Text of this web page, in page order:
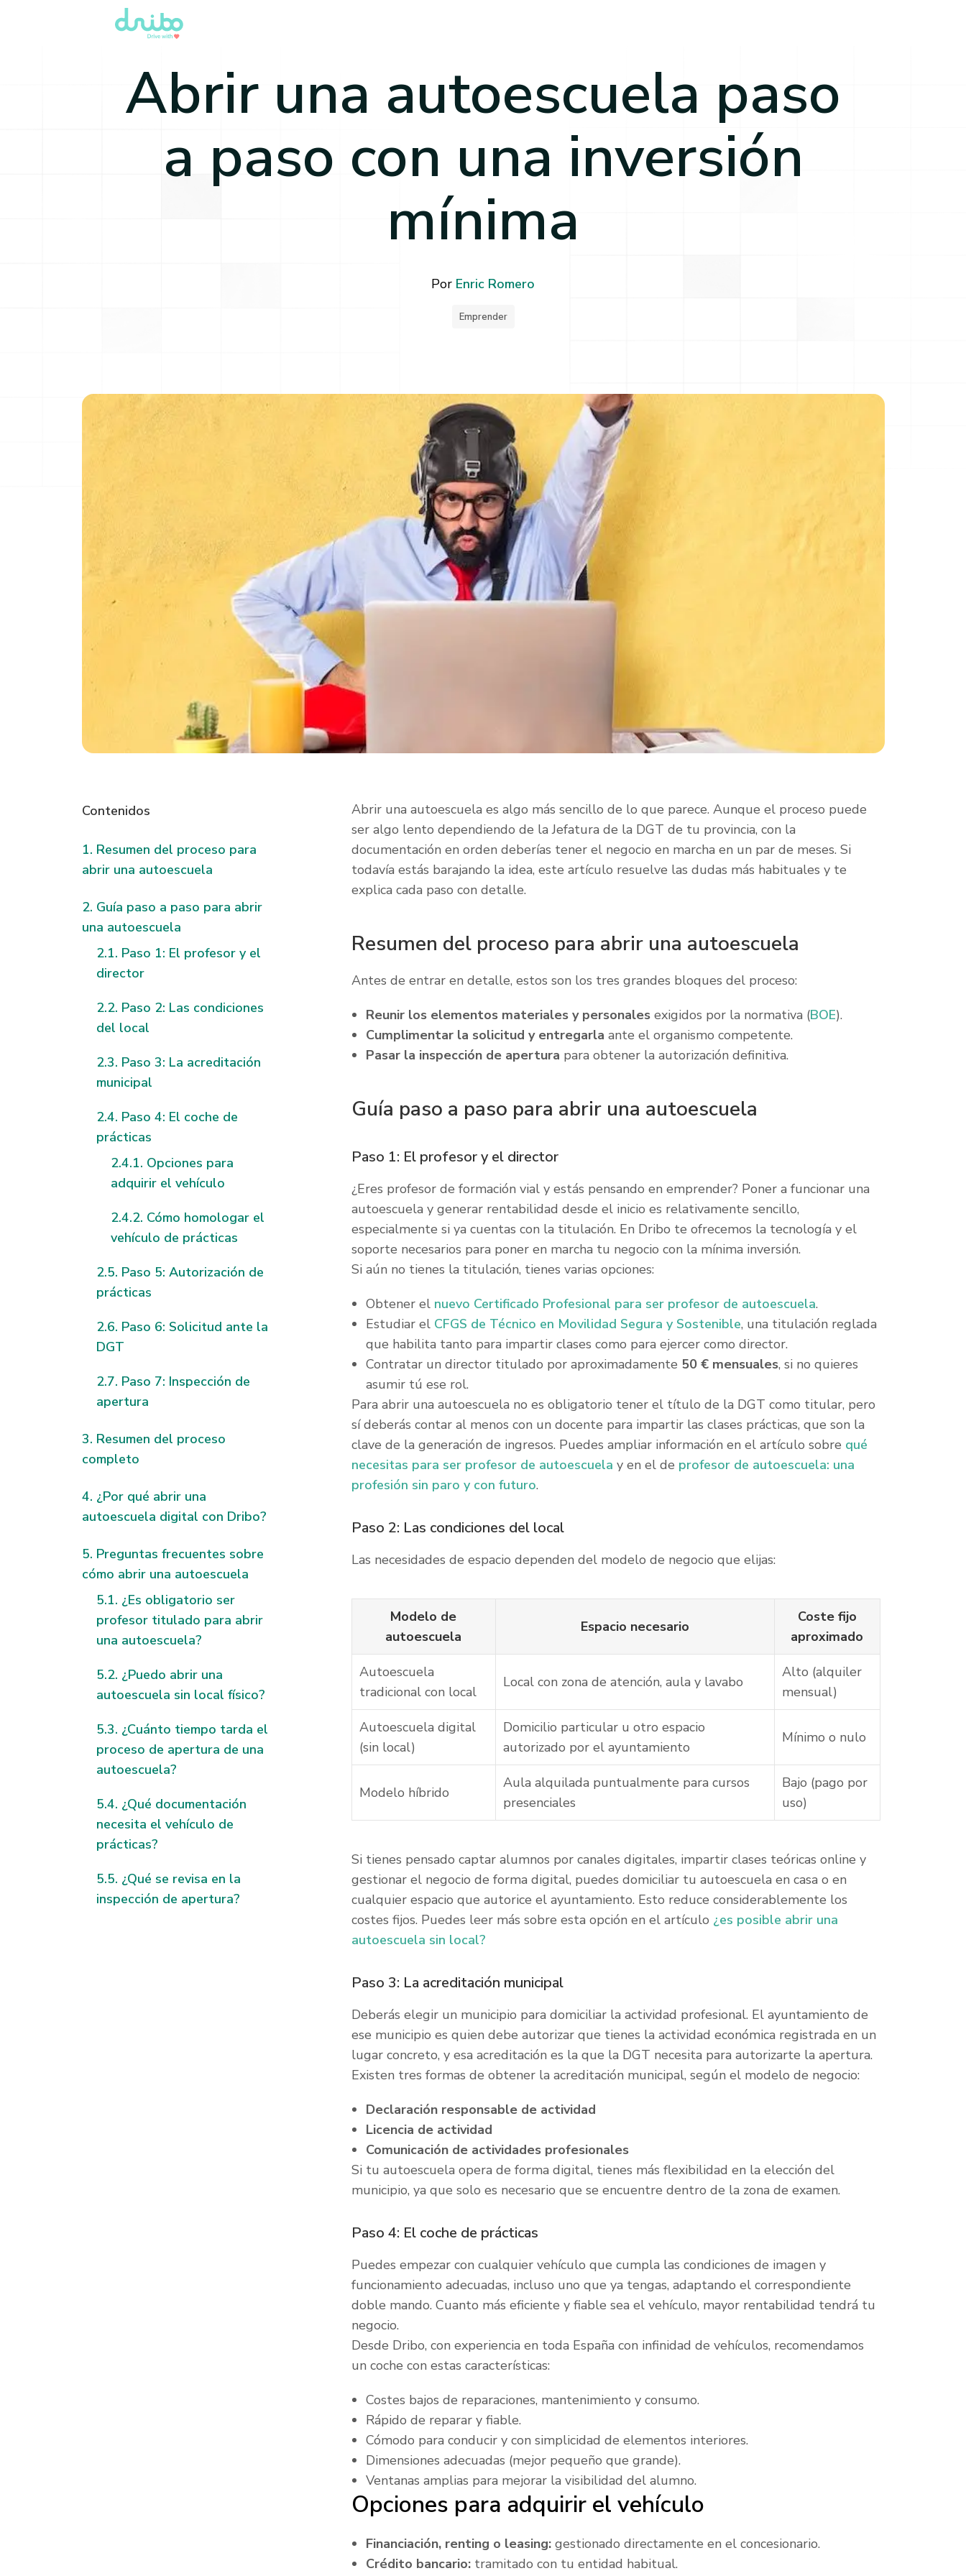
Abrir una autoescuela paso
a paso con una inversión
mínima
Por Enric Romero
Emprender
Contenidos
Resumen del proceso para
abrir una autoescuela
Guía paso a paso para abrir
una autoescuela
Paso 1: El profesor y el
director
Paso 2: Las condiciones
del local
Paso 3: La acreditación
municipal
Paso 4: El coche de
prácticas
Opciones para
adquirir el vehículo
Cómo homologar el
vehículo de prácticas
Paso 5: Autorización de
prácticas
Paso 6: Solicitud ante la
DGT
Paso 7: Inspección de
apertura
Resumen del proceso
completo
¿Por qué abrir una
autoescuela digital con Dribo?
Preguntas frecuentes sobre
cómo abrir una autoescuela
¿Es obligatorio ser
profesor titulado para abrir
una autoescuela?
¿Puedo abrir una
autoescuela sin local físico?
¿Cuánto tiempo tarda el
proceso de apertura de una
autoescuela?
¿Qué documentación
necesita el vehículo de
prácticas?
¿Qué se revisa en la
inspección de apertura?
Abrir una autoescuela es algo más sencillo de lo que parece. Aunque el proceso puede
ser algo lento dependiendo de la Jefatura de la DGT de tu provincia, con la
documentación en orden deberías tener el negocio en marcha en un par de meses. Si
todavía estás barajando la idea, este artículo resuelve las dudas más habituales y te
explica cada paso con detalle.
Resumen del proceso para abrir una autoescuela
Antes de entrar en detalle, estos son los tres grandes bloques del proceso:
Reunir los elementos materiales y personalesexigidos por la normativa (BOE).
Cumplimentar la solicitud y entregarla ante el organismo competente.
Pasar la inspección de apertura para obtener la autorización definitiva.
Guía paso a paso para abrir una autoescuela
Paso 1: El profesor y el director
¿Eres profesor de formación vial y estás pensando en emprender? Poner a funcionar una
autoescuela y generar rentabilidad desde el inicio es relativamente sencillo,
especialmente si ya cuentas con la titulación. En Dribo te ofrecemos la tecnología y el
soporte necesarios para poner en marcha tu negocio con la mínima inversión.
Si aún no tienes la titulación, tienes varias opciones:
Obtener el nuevo Certificado Profesional para ser profesor de autoescuela.
Estudiar el CFGS de Técnico en Movilidad Segura y Sostenible, una titulación reglada
que habilita tanto para impartir clases como para ejercer como director.
Contratar un director titulado por aproximadamente 50 € mensuales, si no quieres
asumir tú ese rol.
Para abrir una autoescuela no es obligatorio tener el título de la DGT como titular, pero
sí deberás contar al menos con un docente para impartir las clases prácticas, que son la
clave de la generación de ingresos. Puedes ampliar información en el artículo sobre qué
necesitas para ser profesor de autoescuela y en el de profesor de autoescuela: una
profesión sin paro y con futuro.
Paso 2: Las condiciones del local
Las necesidades de espacio dependen del modelo de negocio que elijas:
Modelo de
autoescuela
Espacio necesario
Coste fijo
aproximado
Autoescuela
tradicional con local
Local con zona de atención, aula y lavabo
Alto (alquiler
mensual)
Autoescuela digital
(sin local)
Domicilio particular u otro espacio
autorizado por el ayuntamiento
Mínimo o nulo
Modelo híbrido
Aula alquilada puntualmente para cursos
presenciales
Bajo (pago por
uso)
Si tienes pensado captar alumnos por canales digitales, impartir clases teóricas online y
gestionar el negocio de forma digital, puedes domiciliar tu autoescuela en casa o en
cualquier espacio que autorice el ayuntamiento. Esto reduce considerablemente los
costes fijos. Puedes leer más sobre esta opción en el artículo ¿es posible abrir una
autoescuela sin local?
Paso 3: La acreditación municipal
Deberás elegir un municipio para domiciliar la actividad profesional. El ayuntamiento de
ese municipio es quien debe autorizar que tienes la actividad económica registrada en un
lugar concreto, y esa acreditación es la que la DGT necesita para autorizarte la apertura.
Existen tres formas de obtener la acreditación municipal, según el modelo de negocio:
Declaración responsable de actividad
Licencia de actividad
Comunicación de actividades profesionales
Si tu autoescuela opera de forma digital, tienes más flexibilidad en la elección del
municipio, ya que solo es necesario que se encuentre dentro de la zona de examen.
Paso 4: El coche de prácticas
Puedes empezar con cualquier vehículo que cumpla las condiciones de imagen y
funcionamiento adecuadas, incluso uno que ya tengas, adaptando el correspondiente
doble mando. Cuanto más eficiente y fiable sea el vehículo, mayor rentabilidad tendrá tu
negocio.
Desde Dribo, con experiencia en toda España con infinidad de vehículos, recomendamos
un coche con estas características:
Costes bajos de reparaciones, mantenimiento y consumo.
Rápido de reparar y fiable.
Cómodo para conducir y con simplicidad de elementos interiores.
Dimensiones adecuadas (mejor pequeño que grande).
Ventanas amplias para mejorar la visibilidad del alumno.
Opciones para adquirir el vehículo
Financiación, renting o leasing:gestionado directamente en el concesionario.
Crédito bancario:tramitado con tu entidad habitual.